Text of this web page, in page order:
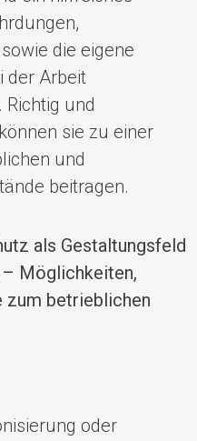
,
sowie die eigene
der Arbeit
und
sie zu einer
und
beitragen.
als Gestaltungsfeld
Möglichkeiten,
zum betrieblichen
oder